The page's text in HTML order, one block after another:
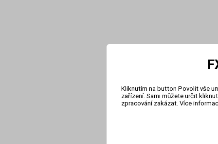
Kliknutím na button Povolit vše
zařízení. Sami můžete určit
zpracování zakázat. Více